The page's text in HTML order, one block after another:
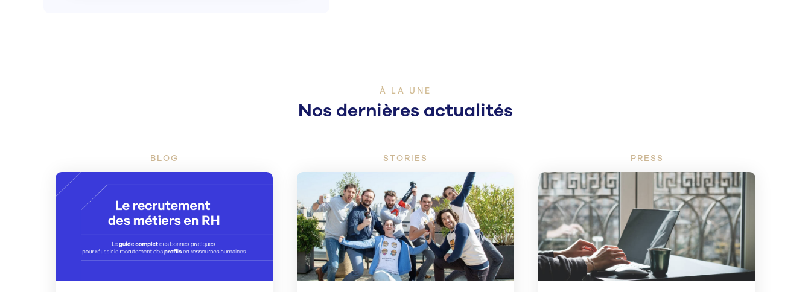
À LA UNE
Nos dernières actualités
BLOG STORIES PRESS